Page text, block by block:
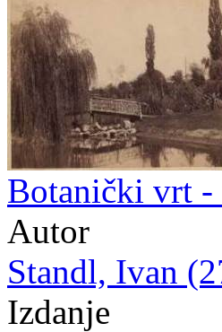
Botanički vrt -
Autor
Standl, Ivan
Izdanje